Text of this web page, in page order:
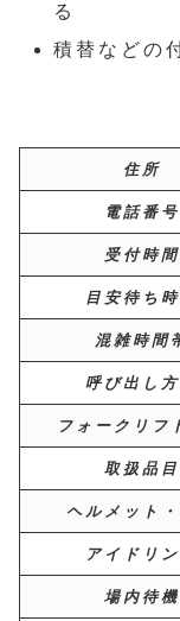
る
積替などの
住所
電話番号
受付時間
目安待ち
混雑時間
呼び出し
フォークリフ
取扱品目
ヘルメット
アイドリ
場内待機